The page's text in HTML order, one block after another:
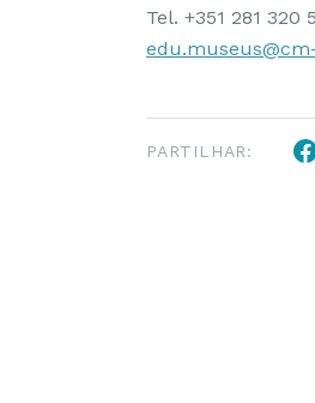
Tel. +351 281 320
PARTILHAR: